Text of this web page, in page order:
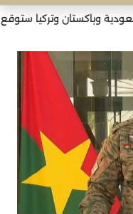
وباكستان وتركيا ستوقع